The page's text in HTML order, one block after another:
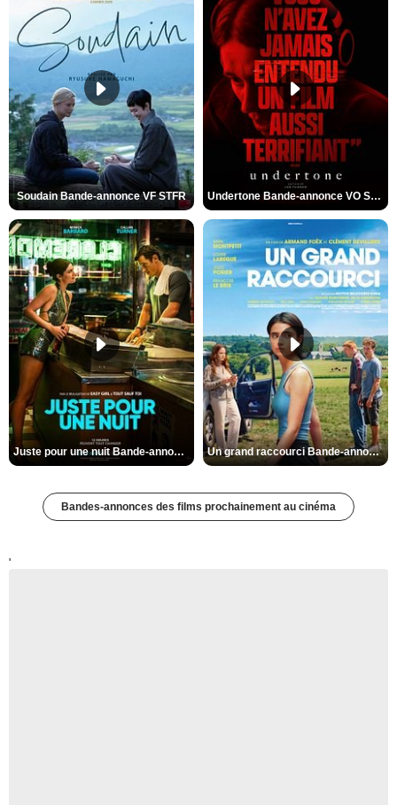
Soudain Bande-annonce VF STFR Undertone Bande-annonce VO STFR
Juste pour une nuit Bande-annonce VO STFR Un grand raccourci Bande-annonce VF
Bandes-annonces des films prochainement au cinéma
'